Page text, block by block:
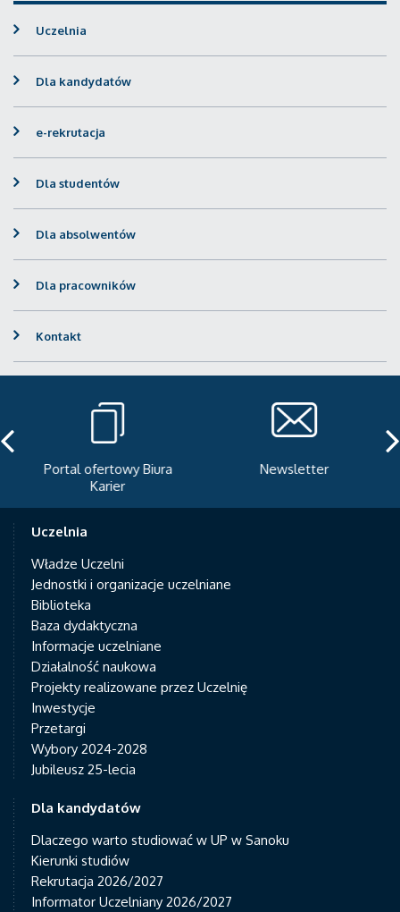
Uczelnia
Dla kandydatów
e-rekrutacja
Dla studentów
Dla absolwentów
Dla pracowników
Kontakt
Portal ofertowy Biura
Karier
Newsletter
Uczelnia
Władze Uczelni
Jednostki i organizacje uczelniane
Biblioteka
Baza dydaktyczna
Informacje uczelniane
Działalność naukowa
Projekty realizowane przez Uczelnię
Inwestycje
Przetargi
Wybory 2024-2028
Jubileusz 25-lecia
Dla kandydatów
Dlaczego warto studiować w UP w Sanoku
Kierunki studiów
Rekrutacja 2026/2027
Informator Uczelniany 2026/2027